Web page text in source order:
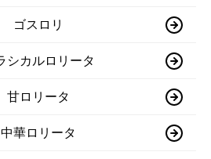
ゴスロリ
シカルロリータ
甘ロリータ
中華ロリータ